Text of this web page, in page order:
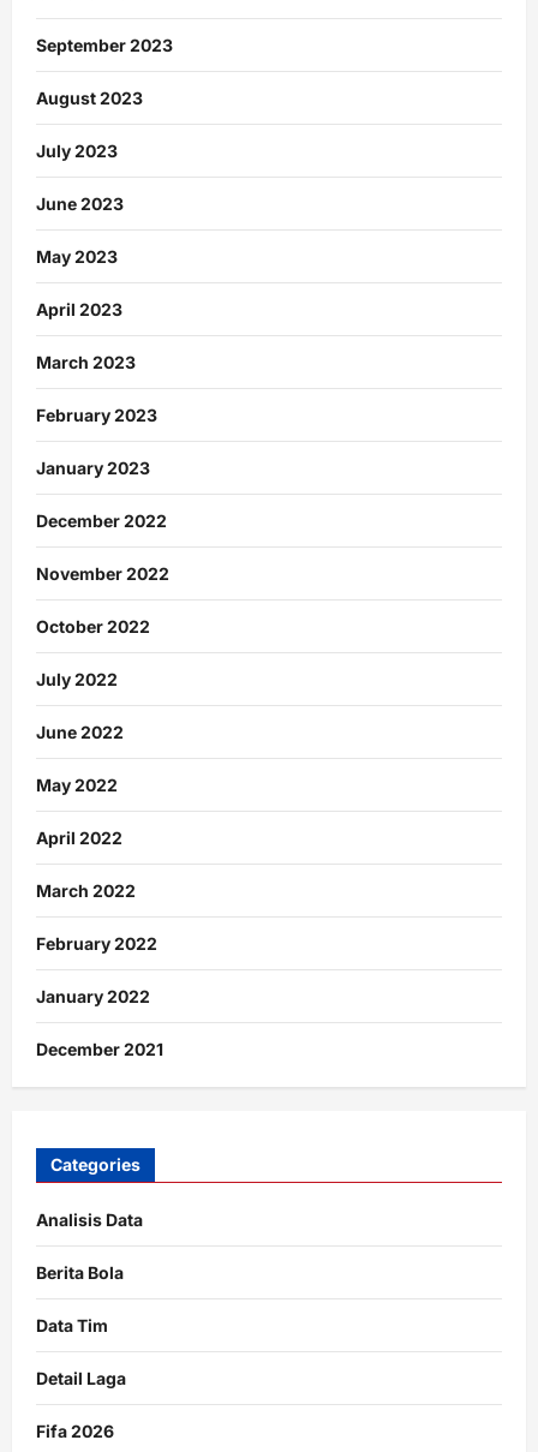
September 2023
August 2023
July 2023
June 2023
May 2023
April 2023
March 2023
February 2023
January 2023
December 2022
November 2022
October 2022
July 2022
June 2022
May 2022
April 2022
March 2022
February 2022
January 2022
December 2021
Categories
Analisis Data
Berita Bola
Data Tim
Detail Laga
Fifa 2026